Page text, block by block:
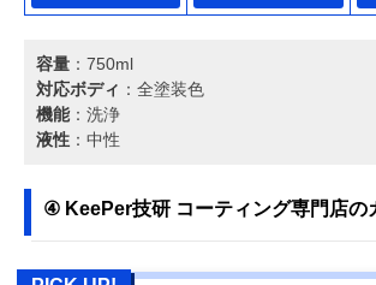
容量 ：750ml
対応ボディ ：全塗装色
機能：洗浄
液性 ：中性
④ KeePer技研 コーティング専門店の